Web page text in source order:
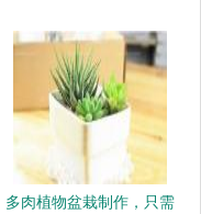
多肉植物盆栽制作，只需